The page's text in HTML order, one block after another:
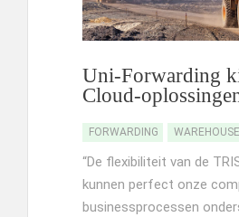
Uni-Forwarding
Cloud-
FORWARDING WAREHOUSE
“De flexibiliteit van de
kunnen perfect onze
businessprocessen